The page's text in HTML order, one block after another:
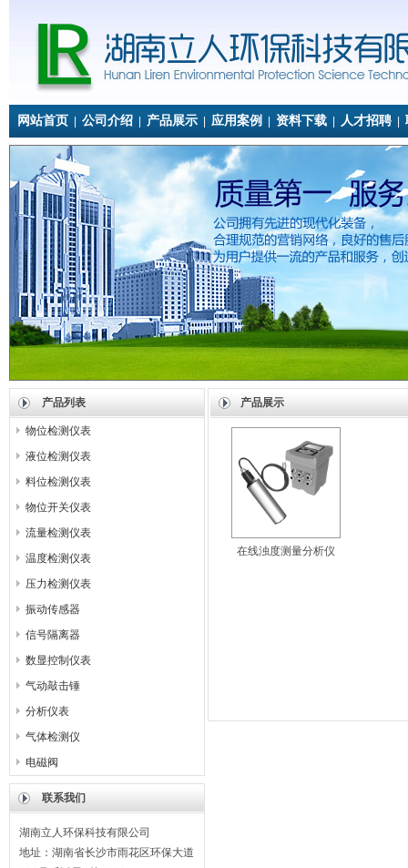
网站首页 公司介绍 产品展示 应用案例 资料下载 人才招聘
产品列表
物位检测仪表
液位检测仪表
料位检测仪表
物位开关仪表
流量检测仪表
温度检测仪表
压力检测仪表
振动传感器
信号隔离器
数显控制仪表
气动敲击锤
分析仪表
气体检测仪
电磁阀
联系我们
湖南立人环保科技有限公司
地址：湖南省长沙市雨花区环保大道
产品展示
在线浊度测量分析仪